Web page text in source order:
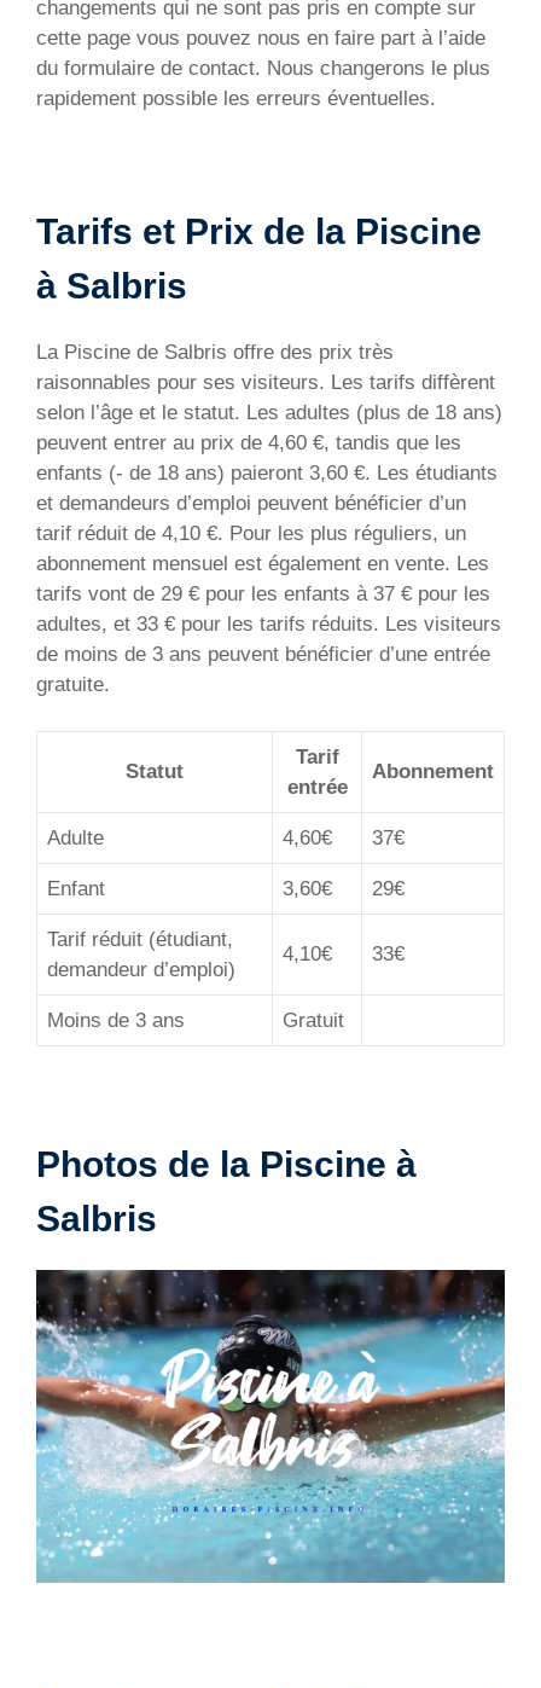
changements qui ne sont pas pris en compte sur
cette page vous pouvez nous en faire part à l’aide
du formulaire de contact. Nous changerons le plus
rapidement possible les erreurs éventuelles.
Tarifs et Prix de la Piscine
à Salbris
La Piscine de Salbris offre des prix très
raisonnables pour ses visiteurs. Les tarifs diffèrent
selon l’âge et le statut. Les adultes (plus de 18 ans)
peuvent entrer au prix de 4,60 €, tandis que les
enfants (- de 18 ans) paieront 3,60 €. Les étudiants
et demandeurs d’emploi peuvent bénéficier d’un
tarif réduit de 4,10 €. Pour les plus réguliers, un
abonnement mensuel est également en vente. Les
tarifs vont de 29 € pour les enfants à 37 € pour les
adultes, et 33 € pour les tarifs réduits. Les visiteurs
de moins de 3 ans peuvent bénéficier d’une entrée
gratuite.
Statut
Tarif
entrée
Abonnement
Adulte 4,60€ 37€
Enfant 3,60€ 29€
Tarif réduit (étudiant,
demandeur d’emploi)
4,10€ 33€
Moins de 3 ans Gratuit
Photos de la Piscine à
Salbris